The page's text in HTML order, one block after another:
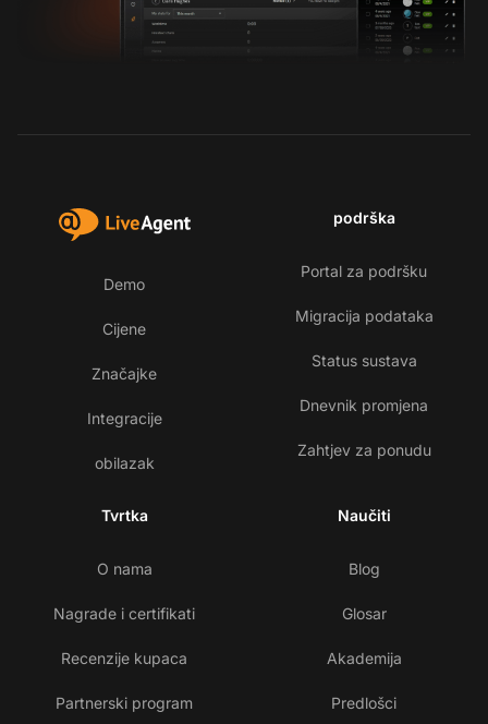
Demo
Cijene
Značajke
Integracije
obilazak
podrška
Portal za podršku
Migracija podataka
Status sustava
Dnevnik promjena
Zahtjev za ponudu
Tvrtka
O nama
Nagrade i certifikati
Recenzije kupaca
Partnerski program
Naučiti
Blog
Glosar
Akademija
Predlošci